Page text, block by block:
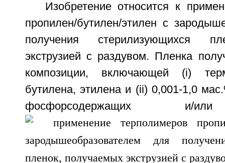
Изобретение относится к
пропилен/бутилен/этилен с
получения стерилизующихся
экструзией с раздувом. Пленка
композиции, включающей (i)
бутилена, этилена и (ii) 0,001-1,0
фосфорсодержащих и/